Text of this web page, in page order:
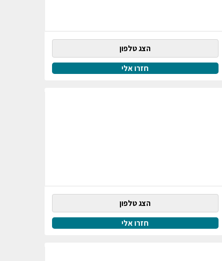
הצג טלפון
חזרו אלי
הצג טלפון
חזרו אלי